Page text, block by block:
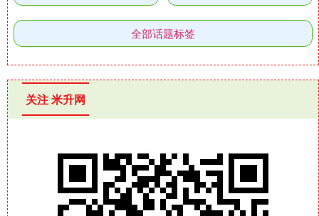
全部话题标签
关注 米升网